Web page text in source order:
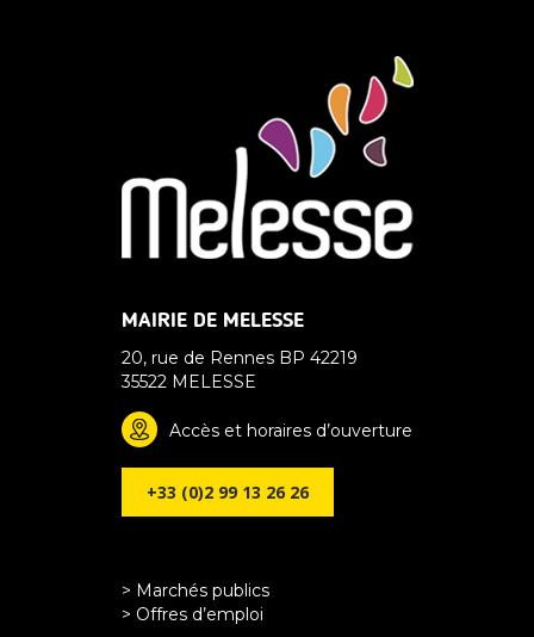
MAIRIE DE MELESSE
20, rue de Rennes BP 42219
35522 MELESSE
Accès et horaires d’ouverture
+33 (0)2 99 13 26 26
> Marchés publics
> Offres d’emploi